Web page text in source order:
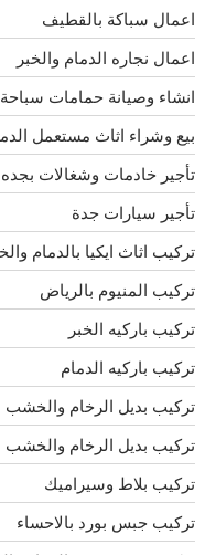
اعمال سباكة بالقطيف
اعمال نجاره الدمام والخبر
انشاء وصيانة حمامات سباحة
بيع وشراء اثاث مستعمل
تأجير خادمات وشغالات بجده
تأجير سيارات جدة
تركيب اثاث ايكيا بالدمام
تركيب المنيوم بالرياض
تركيب باركيه الخبر
تركيب باركيه الدمام
تركيب بديل الرخام والخشب
تركيب بديل الرخام والخشب
تركيب بلاط وسيراميك
تركيب جبس بورد بالاحساء